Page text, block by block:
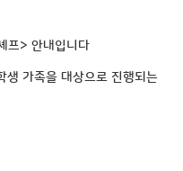
프> 안내입니다
가족을 대상으로 진행되는